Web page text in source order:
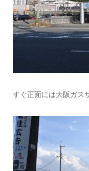
すぐ正面には大阪ガス